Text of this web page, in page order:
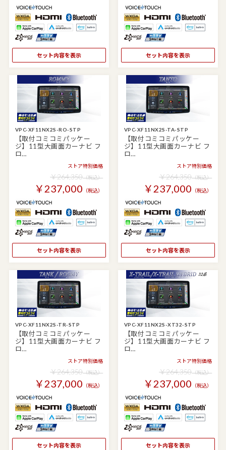
セット内容を表示 セット内容を表示
VPC-XF11NX2S-RO-STP
【取付コミコミパッケー
ジ】11型大画面カーナビ フ
ロ…
ストア特別価格
￥264,350（税込）
￥237,000 （税込）
セット内容を表示
VPC-XF11NX2S-TA-STP
【取付コミコミパッケー
ジ】11型大画面カーナビ フ
ロ…
ストア特別価格
￥264,350（税込）
￥237,000 （税込）
セット内容を表示
VPC-XF11NX2S-TR-STP
【取付コミコミパッケー
ジ】11型大画面カーナビ フ
ロ…
ストア特別価格
￥264,350（税込）
￥237,000 （税込）
セット内容を表示
VPC-XF11NX2S-XT32-STP
【取付コミコミパッケー
ジ】11型大画面カーナビ フ
ロ…
ストア特別価格
￥264,350（税込）
￥237,000 （税込）
セット内容を表示